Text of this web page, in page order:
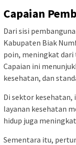
Capaian
Dari sisi
Kabupaten Biak
poin, meningkat dari
Capaian ini
kesehatan, dan
Di sektor kesehatan,
layanan kesehatan
hidup juga
Sementara itu,